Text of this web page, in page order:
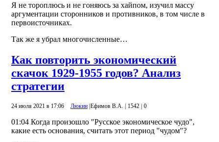
Я не тороплюсь и не гоняюсь за хайпом, изучил массу
аргументации сторонников и противников, в том числе в
первоисточниках.
Так же я убрал многочисленные…
Как повторить экономический
скачок 1929-1955 годов? Анализ
стратегии
24 июля 2021 в 17:06 Люкин |Ефимов В.А. | 1542 | 0
01:04 Когда произошло "Русское экономическое чудо",
какие есть основания, считать этот период "чудом"?